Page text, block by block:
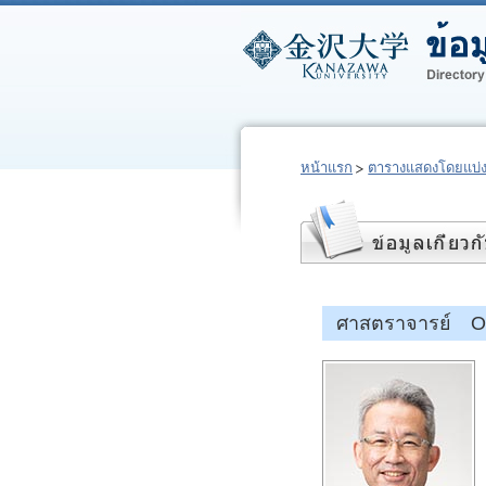
หน้าแรก ตารางแสดงโดยแ
ศาสตราจารย์